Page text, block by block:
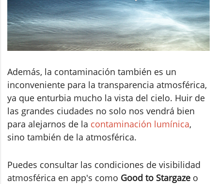
Además, la contaminación también es un
inconveniente para la transparencia atmosférica,
ya que enturbia mucho la vista del cielo. Huir de
las grandes ciudades no solo nos vendrá bien
para alejarnos de la contaminación lumínica,
sino también de la atmosférica.
Puedes consultar las condiciones de visibilidad
atmosférica en app's como Good to Stargaze o